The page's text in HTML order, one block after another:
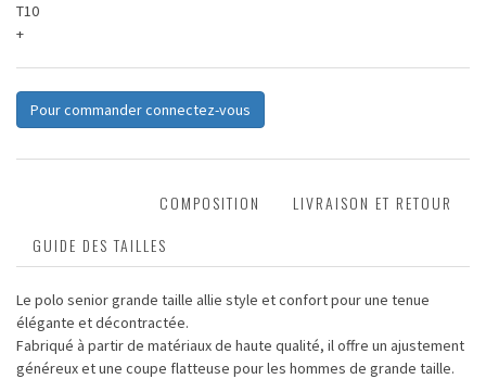
T10
+
Pour commander connectez-vous
COMPOSITION
LIVRAISON ET RETOUR
GUIDE DES TAILLES
Le polo senior grande taille allie style et confort pour une tenue
élégante et décontractée.
Fabriqué à partir de matériaux de haute qualité, il offre un ajustement
généreux et une coupe flatteuse pour les hommes de grande taille.